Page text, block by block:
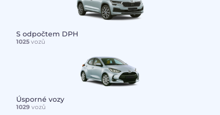
S odpočtem DPH
1025vozů
Úsporné vozy
1029 vozů